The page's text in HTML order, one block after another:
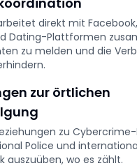
direkt mit
Dating-Plattformen
zu melden und die
zur örtlichen
zu
Police und
auszuüben, wo es zählt.